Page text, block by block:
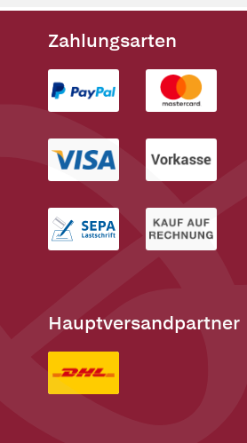
Zahlungsarten
Hauptversandpartner